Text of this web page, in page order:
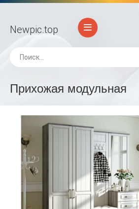
Newpic.top
Прихожая модульная